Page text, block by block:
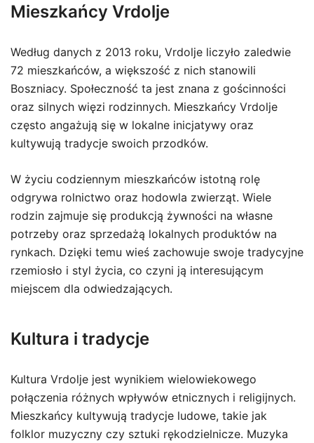
Mieszkańcy Vrdolje
Według danych z 2013 roku, Vrdolje liczyło zaledwie
72 mieszkańców, a większość z nich stanowili
Boszniacy. Społeczność ta jest znana z gościnności
oraz silnych więzi rodzinnych. Mieszkańcy Vrdolje
często angażują się w lokalne inicjatywy oraz
kultywują tradycje swoich przodków.
W życiu codziennym mieszkańców istotną rolę
odgrywa rolnictwo oraz hodowla zwierząt. Wiele
rodzin zajmuje się produkcją żywności na własne
potrzeby oraz sprzedażą lokalnych produktów na
rynkach. Dzięki temu wieś zachowuje swoje tradycyjne
rzemiosło i styl życia, co czyni ją interesującym
miejscem dla odwiedzających.
Kultura i tradycje
Kultura Vrdolje jest wynikiem wielowiekowego
połączenia różnych wpływów etnicznych i religijnych.
Mieszkańcy kultywują tradycje ludowe, takie jak
folklor muzyczny czy sztuki rękodzielnicze. Muzyka